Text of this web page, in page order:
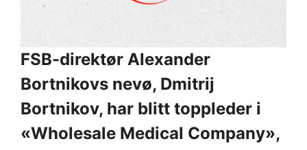
FSB-direktør Alexander
Bortnikovs nevø, Dmitrij
Bortnikov, har blitt toppleder i
«Wholesale Medical Company»,